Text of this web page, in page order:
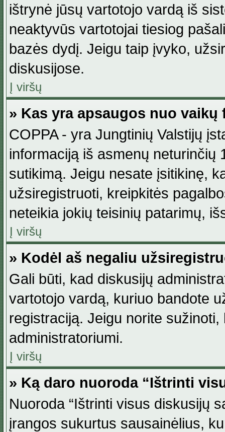
ištrynė jūsų vartotojo vardą iš
neaktyvūs vartotojai tiesiog
bazės dydį. Jeigu taip įvyko,
diskusijose.
Į viršų
» Kas yra apsaugos nuo vaikų
COPPA - yra Jungtinių Valstijų
informaciją iš asmenų neturinčių
sutikimą. Jeigu nesate įsitikinę,
užsiregistruoti, kreipkitės
neteikia jokių teisinių patarimų,
Į viršų
» Kodėl aš negaliu
Gali būti, kad diskusijų
vartotojo vardą, kuriuo bandote
registraciją. Jeigu norite
administratoriumi.
Į viršų
» Ką daro nuoroda “Ištrinti
Nuoroda “Ištrinti visus diskusijų
įrangos sukurtus sausainėlius,